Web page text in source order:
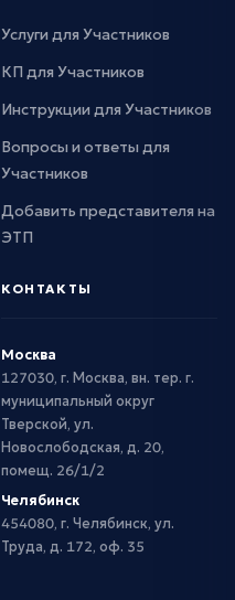
Услуги для Участников
КП для Участников
Инструкции для Участников
Вопросы и ответы для
Участников
Добавить представителя на
ЭТП
КОНТАКТЫ
Москва
127030, г. Москва, вн. тер. г.
муниципальный округ
Тверской, ул.
Новослободская, д. 20,
помещ. 26/1/2
Челябинск
454080, г. Челябинск, ул.
Труда, д. 172, оф. 35